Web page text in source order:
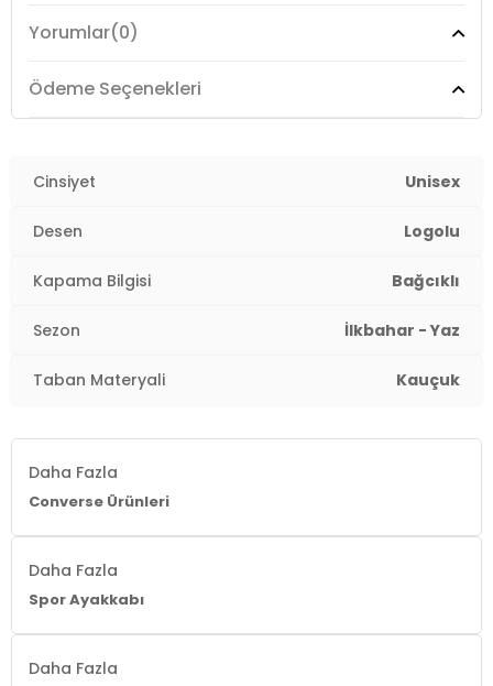
-Yumuşak, köpük taban yastıklaması rahat oyun
Yorumlar(0)
Ödeme Seçenekleri
Cinsiyet Unisex
Desen Logolu
Kapama Bilgisi Bağcıklı
Sezon İlkbahar - Yaz
Taban Materyali Kauçuk
Daha Fazla
Converse Ürünleri
Daha Fazla
Spor Ayakkabı
Daha Fazla